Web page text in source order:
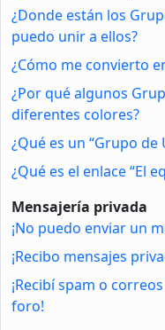
¿Donde están los
puedo unir a ellos?
¿Cómo me convierto
¿Por qué algunos
diferentes colores?
¿Qué es un “Grupo
¿Qué es el enlace “El
Mensajería privada
¡No puedo enviar un
¡Recibo mensajes
¡Recibí spam o
foro!